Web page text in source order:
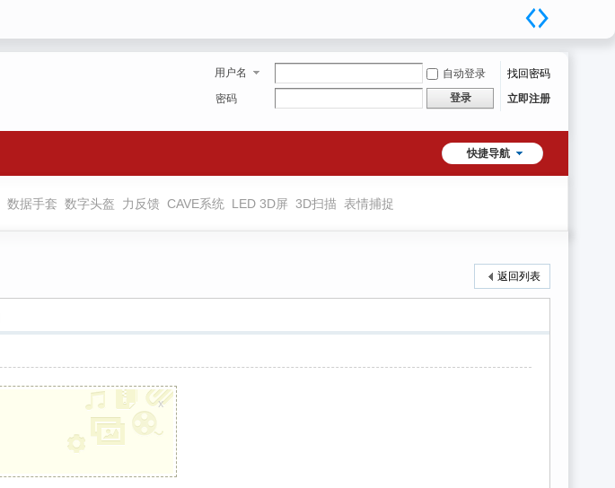
用户名 自动登录
找回密码
密码
登录 立即注册
快捷导航
数据手套 数字头盔 力反馈 CAVE系统 LED 3D屏 3D扫描 表情捕捉
返回列表
x